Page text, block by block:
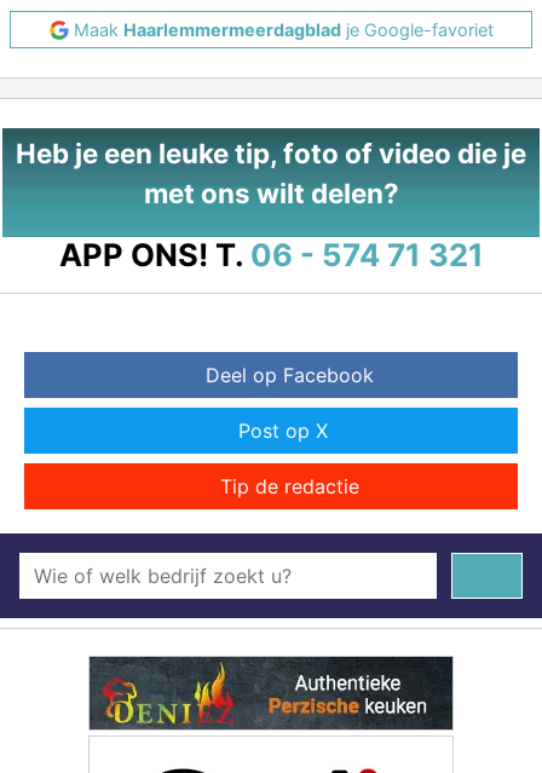
Maak Haarlemmermeerdagbladje Google-favoriet
Heb je een leuke tip, foto of video die je
met ons wilt delen?
APP ONS! T. 06 - 574 71 321
Deel op Facebook
Post op X
Tip de redactie